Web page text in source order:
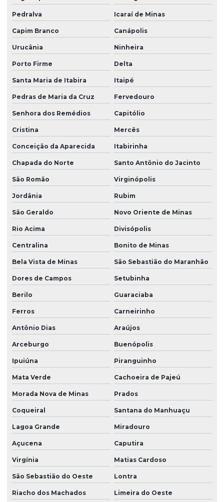
Pedralva Icaraí de Minas
Capim Branco Canápolis
Urucânia Ninheira
Porto Firme Delta
Santa Maria de Itabira Itaipé
Pedras de Maria da Cruz Fervedouro
Senhora dos Remédios Capitólio
Cristina Mercês
Conceição da Aparecida Itabirinha
Chapada do Norte Santo Antônio do Jacinto
São Romão Virginópolis
Jordânia Rubim
São Geraldo Novo Oriente de Minas
Rio Acima Divisópolis
Centralina Bonito de Minas
Bela Vista de Minas São Sebastião do Maranhão
Dores de Campos Setubinha
Berilo Guaraciaba
Ferros Carneirinho
Antônio Dias Araújos
Arceburgo Buenópolis
Ipuiúna Piranguinho
Mata Verde Cachoeira de Pajeú
Morada Nova de Minas Prados
Coqueiral Santana do Manhuaçu
Lagoa Grande Miradouro
Açucena Caputira
Virgínia Matias Cardoso
São Sebastião do Oeste Lontra
Riacho dos Machados Limeira do Oeste